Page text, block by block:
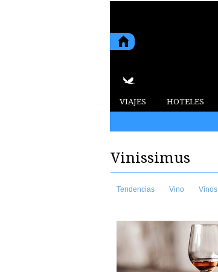
VIAJES HOTELES
Vinissimus
Tendencias Vino Vinos